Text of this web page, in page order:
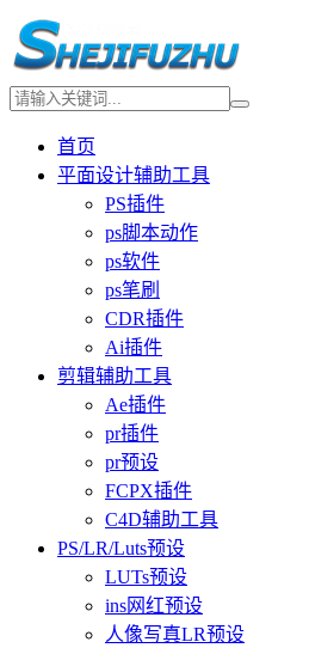
首页
平面设计辅助工具
PS插件
ps脚本动作
ps软件
ps笔刷
CDR插件
Ai插件
剪辑辅助工具
Ae插件
pr插件
pr预设
FCPX插件
C4D辅助工具
PS/LR/Luts预设
LUTs预设
ins网红预设
人像写真LR预设